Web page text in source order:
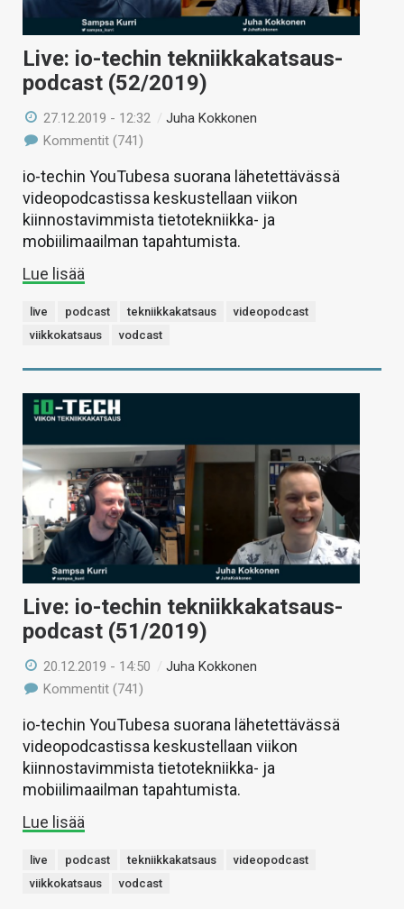
HAKU
Live: io-techin tekniikkakatsaus-
podcast (52/2019)
27.12.2019 - 12:32 /Juha Kokkonen
Kommentit (741)
io-techin YouTubesa suorana lähetettävässä
videopodcastissa keskustellaan viikon
kiinnostavimmista tietotekniikka- ja
mobiilimaailman tapahtumista.
Lue lisää
live podcast tekniikkakatsaus
videopodcast
viikkokatsaus
vodcast
Live: io-techin tekniikkakatsaus-
podcast (51/2019)
20.12.2019 - 14:50 /Juha Kokkonen
Kommentit (741)
io-techin YouTubesa suorana lähetettävässä
videopodcastissa keskustellaan viikon
kiinnostavimmista tietotekniikka- ja
mobiilimaailman tapahtumista.
Lue lisää
live podcast tekniikkakatsaus
videopodcast
viikkokatsaus
vodcast